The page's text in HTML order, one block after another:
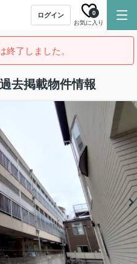
ログイン
お気に入り
0
終了しました。
去掲載物件情報